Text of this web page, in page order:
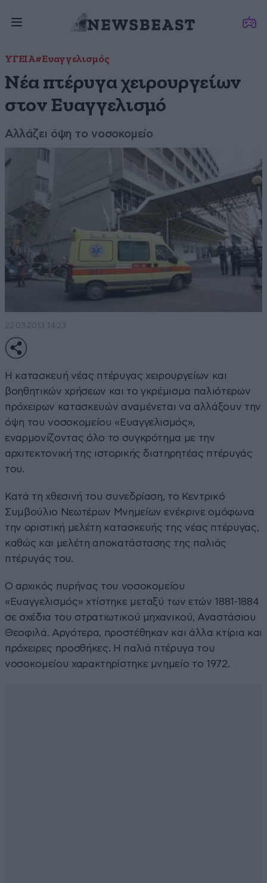
ΥΓΕΙΑ#Ευαγγελισμός
Νέα πτέρυγα χειρουργείων
στον Ευαγγελισμό
Αλλάζει όψη το νοσοκομείο
22·03·2013 14:23
Η κατασκευή νέας πτέρυγας χειρουργείων και
βοηθητικών χρήσεων και το γκρέμισμα παλιότερων
πρόχειρων κατασκευών αναμένεται να αλλάξουν την
όψη του νοσοκομείου «Ευαγγελισμός»,
εναρμονίζοντας όλο το συγκρότημα με την
αρχιτεκτονική της ιστορικής διατηρητέας πτέρυγάς
του.
Κατά τη χθεσινή του συνεδρίαση, το Κεντρικό
Συμβούλιο Νεωτέρων Μνημείων ενέκρινε ομόφωνα
την οριστική μελέτη κατασκευής της νέας πτέρυγας,
καθώς και μελέτη αποκατάστασης της παλιάς
πτέρυγάς του.
Ο αρχικός πυρήνας του νοσοκομείου
«Ευαγγελισμός» χτίστηκε μεταξύ των ετών 1881-1884
σε σχέδια του στρατιωτικού μηχανικού, Αναστάσιου
Θεοφιλά. Αργότερα, προστέθηκαν και άλλα κτίρια και
πρόχειρες προσθήκες. Η παλιά πτέρυγα του
νοσοκομείου χαρακτηρίστηκε μνημείο το 1972.